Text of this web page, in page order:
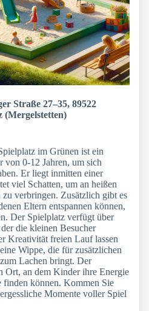
Straße 27–35, 89522
(Mergelstetten)
im Grünen ist ein
0-12 Jahren, um sich
Er liegt inmitten einer
viel Schatten, um an heißen
zu verbringen. Zusätzlich gibt es
Eltern entspannen können,
Der Spielplatz verfügt über
die kleinen Besucher
Kreativität freien Lauf lassen
Wippe, die für zusätzlichen
Lachen bringt. Der
Ort, an dem Kinder ihre Energie
finden können. Kommen Sie
Momente voller Spiel